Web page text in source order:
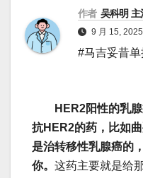
作者 吴科明
9 月 15, 2025
#马吉妥昔单
HER2阳性的乳腺
抗HER2的药，比如
是治转移性乳腺癌的
你。 这药主要就是给